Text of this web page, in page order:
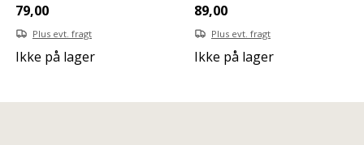
79,00
Plus evt. fragt
Ikke på lager
89,00
Plus evt. fragt
Ikke på lager